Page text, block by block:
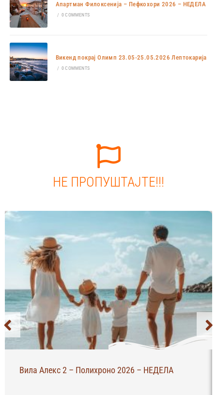
Апартман Филоксенија – Пефкохори 2026 – НЕДЕЛА
/ 0 COMMENTS
Викенд покрај Олимп 23.05-25.05.2026 Лептокарија
/ 0 COMMENTS
НЕ ПРОПУШТАЈТЕ!!!
Вила Алекс 2 – Полихроно 2026 – НЕДЕЛА